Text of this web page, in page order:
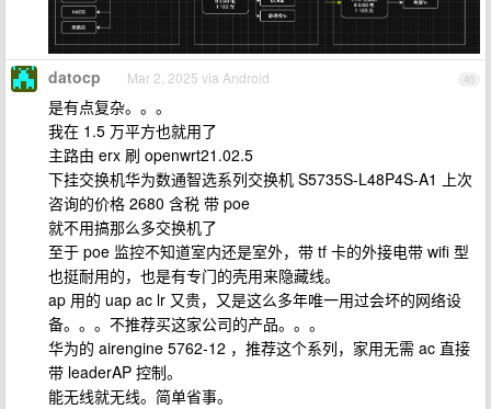
40
datocp Mar 2, 2025 via Android
是有点复杂。。。
我在 1.5 万平方也就用了
主路由 erx 刷 openwrt21.02.5
下挂交换机华为数通智选系列交换机 S5735S-L48P4S-A1 上次
咨询的价格 2680 含税 带 poe
就不用搞那么多交换机了
至于 poe 监控不知道室内还是室外，带 tf 卡的外接电带 wifi 型
也挺耐用的，也是有专门的壳用来隐藏线。
ap 用的 uap ac lr 又贵，又是这么多年唯一用过会坏的网络设
备。。。不推荐买这家公司的产品。。。
华为的 airengine 5762-12 ，推荐这个系列，家用无需 ac 直接
带 leaderAP 控制。
能无线就无线。简单省事。